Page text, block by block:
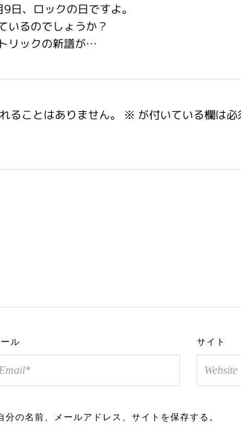
日、ロックの日ですよ。
いるのでしょうか？
リックの新譜が…
ることはありません。 ※ が付いている欄は
ル サイト
の名前、メールアドレス、サイトを保存する。